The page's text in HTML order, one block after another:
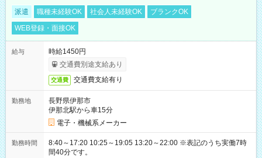
派遣 職種未経験OK 社会人未経験OK
ブランクOK
WEB登録・面接OK
給与
時給1450円
交通費別途支給あり
交通費 交通費支給有り
勤務地
長野県伊那市
伊那北駅から車15分
電子・機械系メーカー
勤務時間
8:40～17:20 10:25～19:05 13:20～22:00 ※表記のうち実働7時
間40分です。